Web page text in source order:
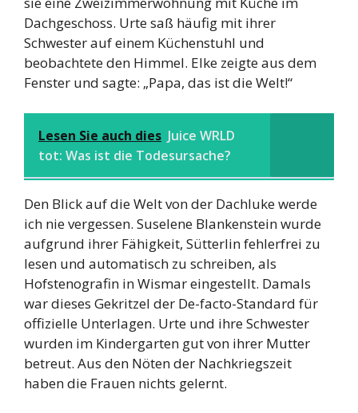
Dachgeschoss. Urte saß häufig mit ihrer
Schwester auf einem Küchenstuhl und
beobachtete den Himmel. Elke zeigte aus dem
Fenster und sagte: „Papa, das ist die Welt!“
Lesen Sie auch dies Juice WRLD
tot: Was ist die Todesursache?
Den Blick auf die Welt von der Dachluke werde
ich nie vergessen. Suselene Blankenstein wurde
aufgrund ihrer Fähigkeit, Sütterlin fehlerfrei zu
lesen und automatisch zu schreiben, als
Hofstenografin in Wismar eingestellt. Damals
war dieses Gekritzel der De-facto-Standard für
offizielle Unterlagen. Urte und ihre Schwester
wurden im Kindergarten gut von ihrer Mutter
betreut. Aus den Nöten der Nachkriegszeit
haben die Frauen nichts gelernt.